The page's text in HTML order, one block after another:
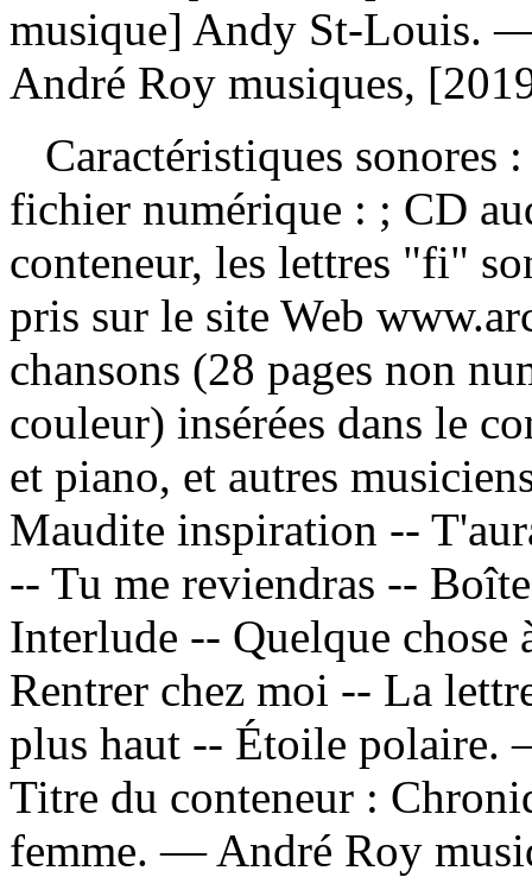
musique] Andy St-Louis.
André Roy musiques,
Caractéristiques sonores
fichier numérique : ; CD
conteneur, les lettres "fi"
pris sur le site Web
chansons (28 pages non
couleur) insérées dans le
et piano, et autres
Maudite inspiration --
-- Tu me reviendras --
Interlude -- Quelque chose
Rentrer chez moi -- La
plus haut -- Étoile
Titre du conteneur :
femme. —André Roy